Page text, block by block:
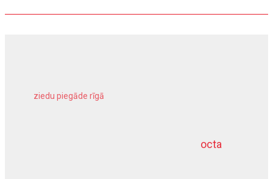
octa
ziedu piegāde rīgā
dziļurbums